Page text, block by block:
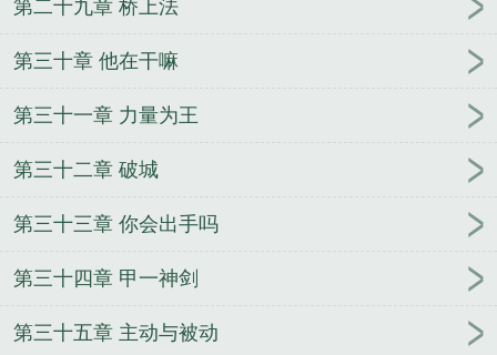
第二十九章 桥上法
第三十章 他在干嘛
第三十一章 力量为王
第三十二章 破城
第三十三章 你会出手吗
第三十四章 甲一神剑
第三十五章 主动与被动